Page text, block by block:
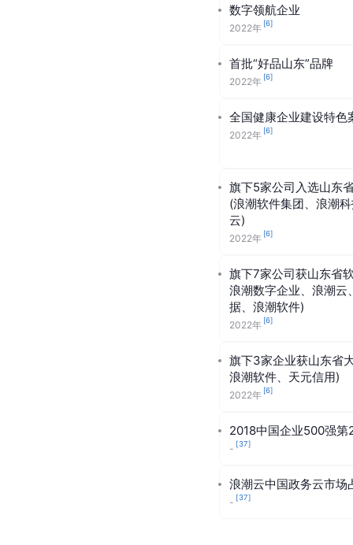
数字领航企业
2022年 [6]
首批“好品山东”品牌
2022年 [6]
全国健康企业建设特色
2022年 [6]
旗下5家公司入选山东
(浪潮软件集团、浪潮
云)
2022年 [6]
旗下7家公司获山东省
浪潮数字企业、浪潮云
据、浪潮软件)
2022年 [6]
旗下3家企业获山东省
浪潮软件、天元信用)
2022年 [6]
2018中国企业500强第
- [37]
浪潮云中国政务云市场
- [37]